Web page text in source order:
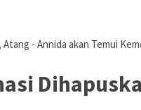
- Annida akan Temui